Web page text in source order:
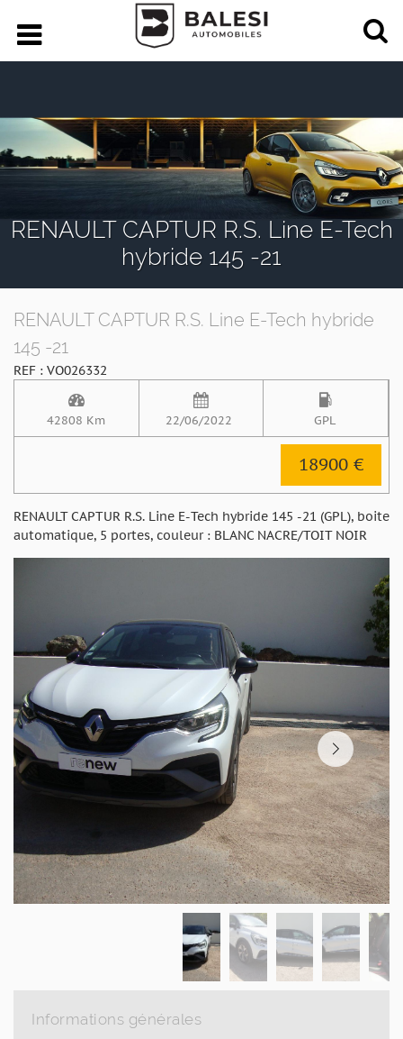
RENAULT CAPTUR R.S. Line E-Tech
hybride 145 -21
RENAULT CAPTUR R.S. Line E-Tech hybride
145 -21
REF : VO026332
42808 Km 22/06/2022 GPL
18900 €
RENAULT CAPTUR R.S. Line E-Tech hybride 145 -21 (GPL), boite
automatique, 5 portes, couleur : BLANC NACRE/TOIT NOIR
Informations générales